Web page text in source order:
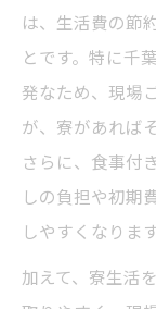
は、生活費の節
とです。特に千
発なため、現場
が、寮があれば
さらに、食事付
しの負担や初期
しやすくなります
加えて、寮生活